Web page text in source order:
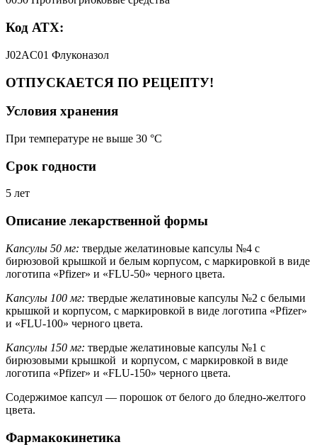
Код АТХ:
J02AC01 Флуконазол
ОТПУСКАЕТСЯ ПО РЕЦЕПТУ!
Условия хранения
При температуре не выше 30 °C
Срок годности
5 лет
Описание лекарственной формы
Капсулы 50 мг: твердые желатиновые капсулы №4 с
бирюзовой крышкой и белым корпусом, с маркировкой в виде
логотипа «Pfizer» и «FLU-50» черного цвета.
Капсулы 100 мг: твердые желатиновые капсулы №2 с белыми
крышкой и корпусом, с маркировкой в виде логотипа «Pfizer»
и «FLU-100» черного цвета.
Капсулы 150 мг: твердые желатиновые капсулы №1 с
бирюзовыми крышкой и корпусом, с маркировкой в виде
логотипа «Pfizer» и «FLU-150» черного цвета.
Содержимое капсул — порошок от белого до бледно-желтого
цвета.
Фармакокинетика